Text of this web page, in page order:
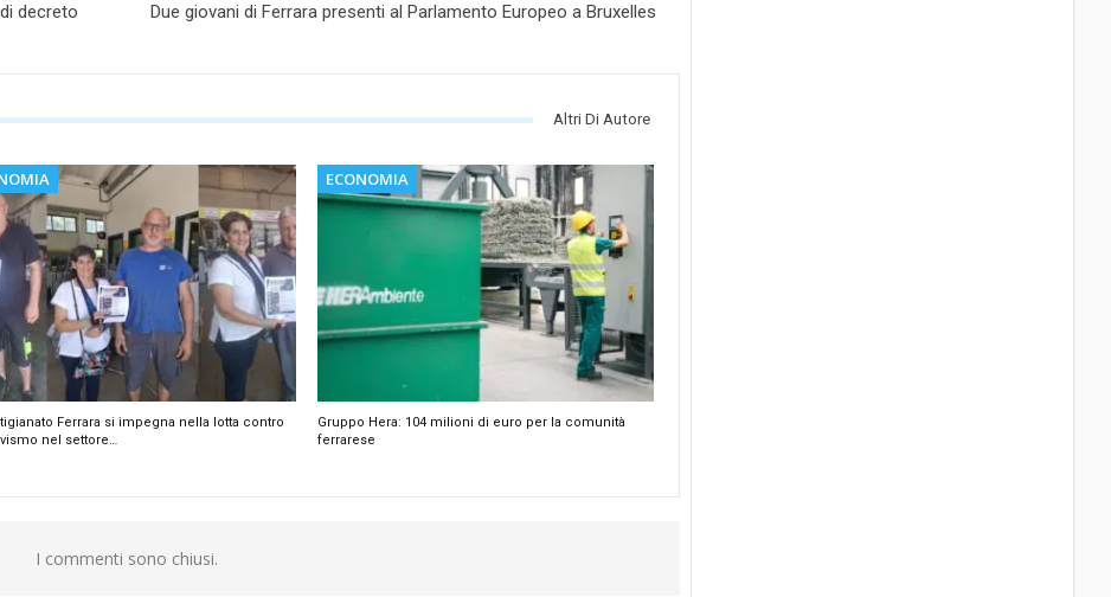
decreto
Due giovani di Ferrara presenti al Parlamento Europeo a Bruxelles
Altri Di Autore
Ferrara si impegna nella lotta contro
nel settore…
ECONOMIA
Gruppo Hera: 104 milioni di euro per la comunità
ferrarese
I commenti sono chiusi.